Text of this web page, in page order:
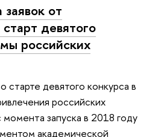
от
девятого
российских
девятого конкурса в
российских
запуска в 2018 году
академической